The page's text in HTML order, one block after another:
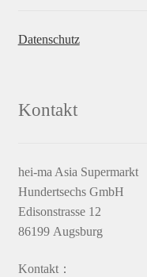
Datenschutz
Kontakt
hei-ma Asia Supermarkt
Hundertsechs GmbH
Edisonstrasse 12
86199 Augsburg
Kontakt：